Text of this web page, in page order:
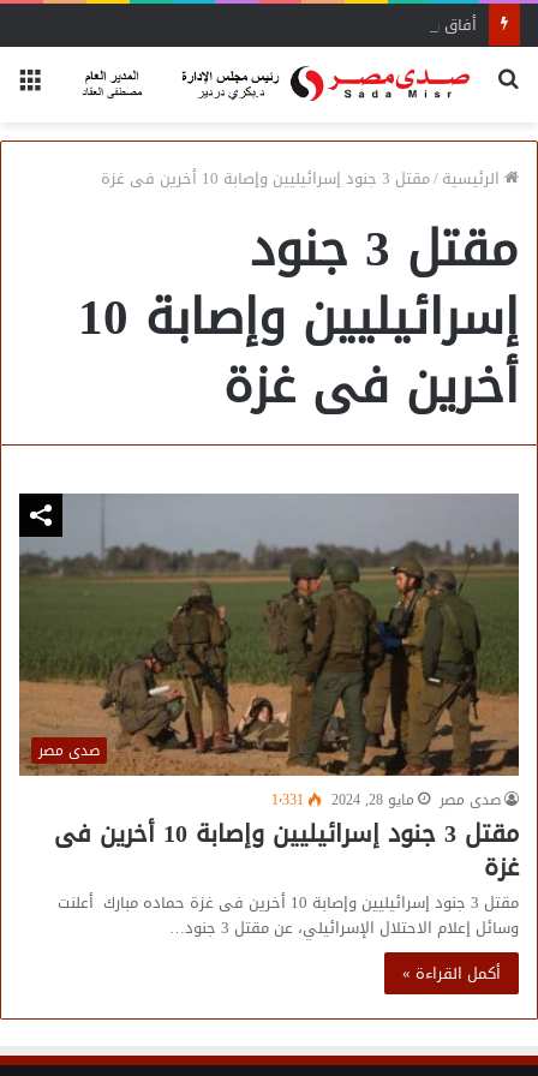
بحث
الرئيسية/مقتل 3 جنود إسرائيليين وإصابة 10 أخرين فى غزة
مقتل 3 جنود
إسرائيليين وإصابة 10
أخرين فى غزة
صدى مصر
صدى مصر
مايو 28, 2024 1٬331
مقتل 3 جنود إسرائيليين وإصابة 10 أخرين فى
غزة
مقتل 3 جنود إسرائيليين وإصابة 10 أخرين فى غزة حماده مبارك أعلنت
وسائل إعلام الاحتلال الإسرائيلي، عن مقتل 3 جنود…
أكمل القراءة »